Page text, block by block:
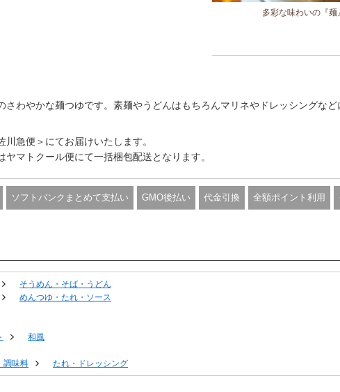
多彩な味わいの『麺
わやかな麺つゆです。素麺やうどんはもちろんマリネやドレッシングなど
急便＞にてお届けいたします。
マトクール便にて一括梱包配送となります。
ソフトバンクまとめて支払い GMO後払い 代金引換 全額ポイント利用
そうめん・そば・うどん
めんつゆ・たれ・ソース
和風
調味料 たれ・ドレッシング